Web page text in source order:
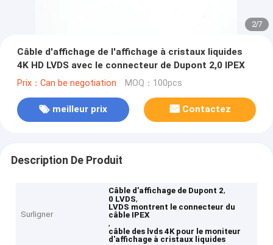
2/7
Câble d'affichage de l'affichage à cristaux liquides
4K HD LVDS avec le connecteur de Dupont 2,0 IPEX
Prix：Can be negotiation MOQ：100pcs
meilleur prix Contactez
Description De Produit
Surligner
Câble d'affichage de Dupont 2,
0 LVDS,
LVDS montrent le connecteur du
câble IPEX
,
câble des lvds 4K pour le moniteur
d'affichage à cristaux liquides